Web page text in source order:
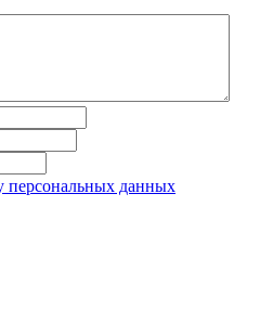
персональных данных